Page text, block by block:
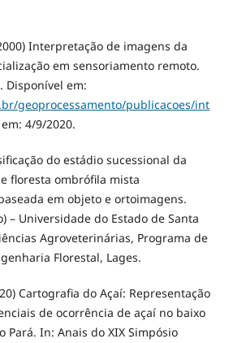
Interpretação de imagens da
em sensoriamento remoto.
Disponível em:
geoprocessamento/publicacoes/int
4/9/2020.
do estádio sucessional da
floresta ombrófila mista
em objeto e ortoimagens.
– Universidade do Estado de Santa
Agroveterinárias, Programa de
Florestal, Lages.
Cartografia do Açaí: Representação
de ocorrência de açaí no baixo
Pará. In: Anais do XIX Simpósio